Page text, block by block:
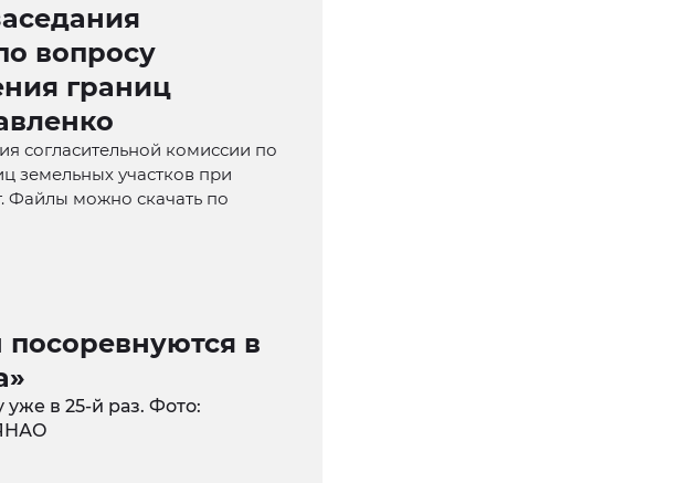
вопросу
границ
согласительной комиссии по
земельных участков при
Файлы можно скачать по
в